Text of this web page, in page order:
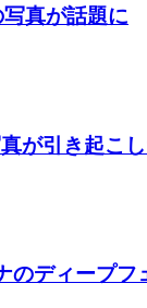
真が話題に
が引き起こ
のディープ